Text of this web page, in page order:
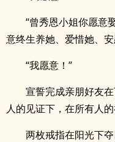
“曾秀恩小姐你愿意
意终生养她、爱惜她、
“我愿意！”
宣誓完成亲朋好友
人的见证下，在所有人
两枚戒指在阳光下